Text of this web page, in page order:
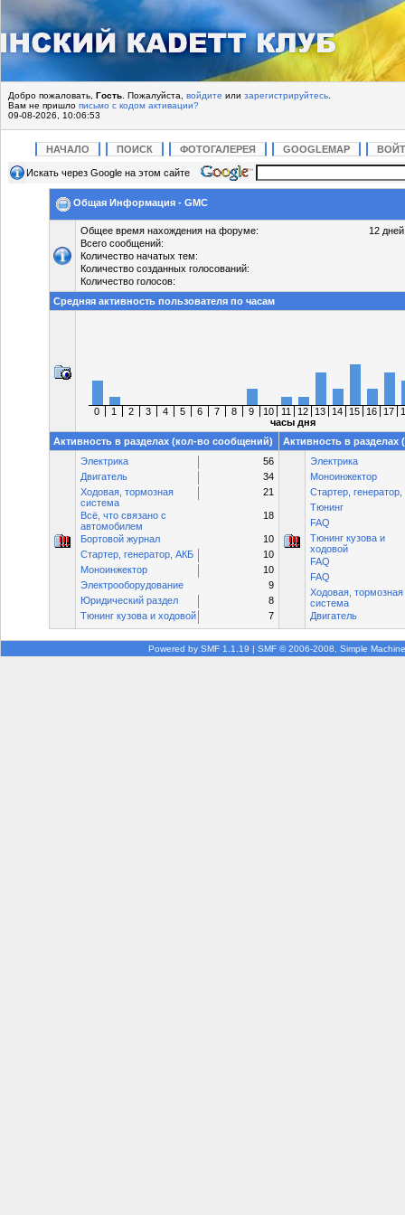
Добро пожаловать, Гость . Пожалуйста, войдите или зарегистрируйтесь
Вам не пришло письмо с кодом активации?
09-08-2026, 10:06:53
НАЧАЛО ПОИСК ФОТОГАЛЕРЕЯ GOOGLEMAP
Искать через Google на этом сайте
Общая Информация - GMC
Общее время нахождения на форуме:
12
Всего сообщений:
Количество начатых тем:
Количество созданных голосований:
Количество голосов:
Средняя активность пользователя по часам
0 1 2 3 4 5 6 7 8 9 10 11 12 13 14 15 16 17
часы дня
Активность в разделах (кол-во сообщений)
Активность в разделах
Электрика
56
Двигатель
34
Ходовая, тормозная
система
21
Всё, что связано с
автомобилем
18
Бортовой журнал
10
Стартер, генератор, АКБ
10
Моноинжектор
10
Электрооборудование
9
Юридический раздел
8
Тюнинг кузова и ходовой
7
Электрика
Моноинжектор
Стартер,
Тюнинг
FAQ
Тюнинг кузова и
ходовой
FAQ
FAQ
Ходовая, тормозная
система
Двигатель
Powered by SMF 1.1.19 | SMF © 2006-2008, Simple